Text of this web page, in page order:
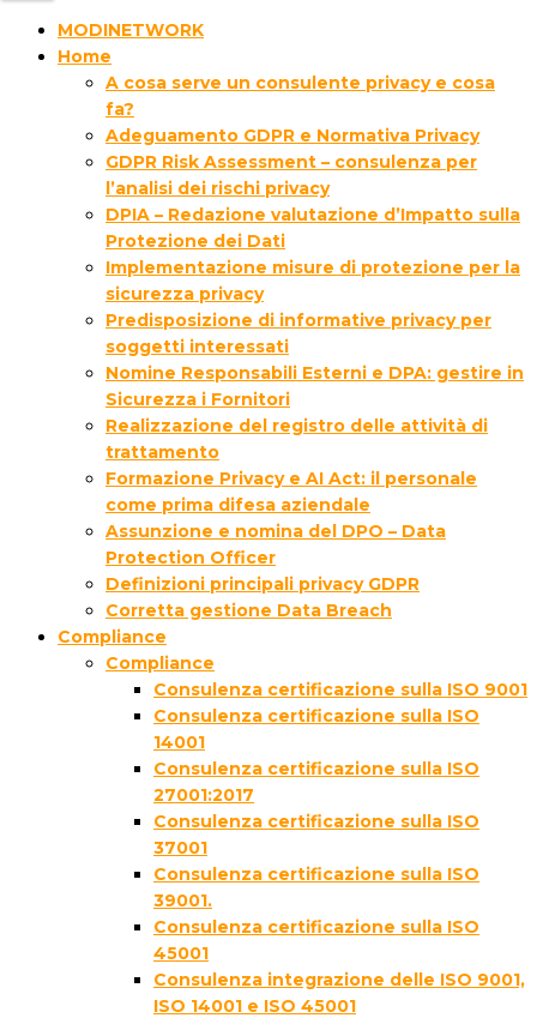
MODINETWORK
Home
A cosa serve un consulente privacy e cosa
fa?
Adeguamento GDPR e Normativa Privacy
GDPR Risk Assessment – consulenza per
l’analisi dei rischi privacy
DPIA – Redazione valutazione d’Impatto sulla
Protezione dei Dati
Implementazione misure di protezione per la
sicurezza privacy
Predisposizione di informative privacy per
soggetti interessati
Nomine Responsabili Esterni e DPA: gestire in
Sicurezza i Fornitori
Realizzazione del registro delle attività di
trattamento
Formazione Privacy e AI Act: il personale
come prima difesa aziendale
Assunzione e nomina del DPO – Data
Protection Officer
Definizioni principali privacy GDPR
Corretta gestione Data Breach
Compliance
Compliance
Consulenza certificazione sulla ISO 9001
Consulenza certificazione sulla ISO
14001
Consulenza certificazione sulla ISO
27001:2017
Consulenza certificazione sulla ISO
37001
Consulenza certificazione sulla ISO
39001.
Consulenza certificazione sulla ISO
45001
Consulenza integrazione delle ISO 9001,
ISO 14001 e ISO 45001